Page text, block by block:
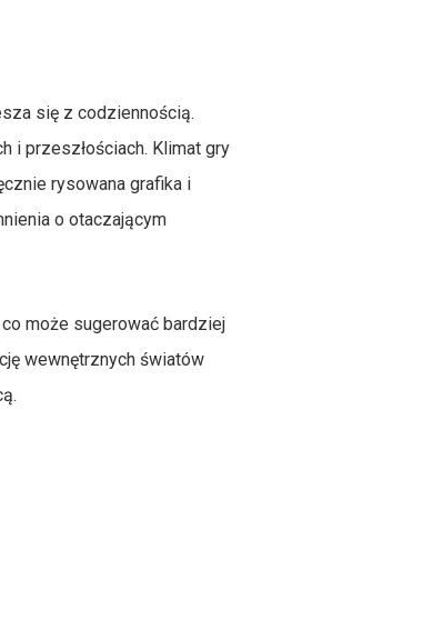
się z codziennością.
i przeszłościach. Klimat gry
rysowana grafika i
o otaczającym
może sugerować bardziej
wewnętrznych światów